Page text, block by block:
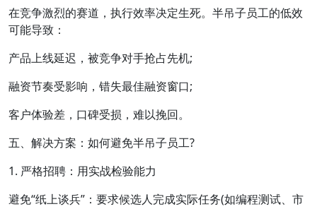
在竞争激烈的赛道，执行效率决定生死。半吊子员工的低效
可能导致：
产品上线延迟，被竞争对手抢占先机;
融资节奏受影响，错失最佳融资窗口;
客户体验差，口碑受损，难以挽回。
五、解决方案：如何避免半吊子员工?
1. 严格招聘：用实战检验能力
避免“纸上谈兵”：要求候选人完成实际任务(如编程测试、市